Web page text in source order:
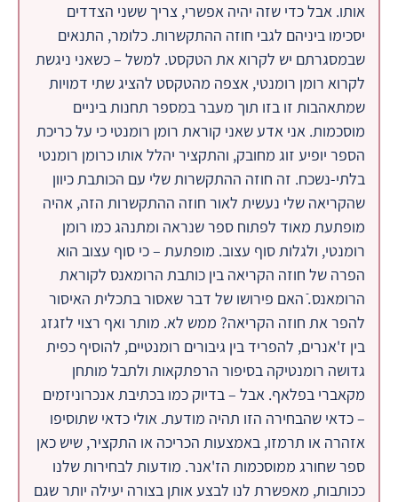
אותו. אבל כדי שזה יהיה אפשרי, צריך ששני הצדדים
יסכימו ביניהם לגבי חוזה ההתקשרות. כלומר, התנאים
שבמסגרתם יש לקרוא את הטקסט. למשל – כשאני ניגשת
לקרוא רומן רומנטי, אצפה מהטקסט להציג שתי דמויות
שמתאהבות זו בזו תוך מעבר במספר תחנות ביניים
מוסכמות. אני אדע שאני קוראת רומן רומנטי כי על כריכת
הספר יופיע זוג מחובק, והתקציר יהלל אותו כרומן רומנטי
בלתי-נשכח. זה חוזה ההתקשרות שלי עם הכותבת כיוון
שהקריאה שלי נעשית לאור חוזה ההתקשרות הזה, אהיה
מופתעת מאוד לפתוח ספר שנראה ומתנהג כמו רומן
רומנטי, ולגלות סוף עצוב. מופתעת – כי סוף עצוב הוא
הפרה של חוזה הקריאה בין כותבת הרומאנס לקוראת
הרומאנס.ֿ האם פירושו של דבר שאסור בתכלית האיסור
להפר את חוזה הקריאה? ממש לא. מותר ואף רצוי לזגזג
בין ז'אנרים, להפריד בין גיבורים רומנטיים, להוסיף כפית
גדושה רומנטיקה בסיפור הרפתקאות ולתבל מותחן
מקאברי בפלאף. אבל – בדיוק כמו בכתיבת אנכרוניזמים
– כדאי שהבחירה הזו תהיה מודעת. אולי כדאי שתוסיפו
אזהרה או תרמזו, באמצעות הכריכה או התקציר, שיש כאן
ספר שחורג ממוסכמות הז'אנר. מודעות לבחירות שלנו
ככותבות, מאפשרת לנו לבצע אותן בצורה יעילה יותר שגם